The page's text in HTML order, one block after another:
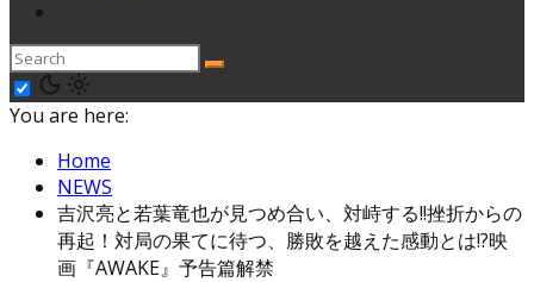
You are here:
Home
NEWS
吉沢亮と若葉竜也が見つめ合い、対峙する!!挫折からの
再起！対局の果てに待つ、勝敗を越えた感動とは!?映
画『AWAKE』予告篇解禁